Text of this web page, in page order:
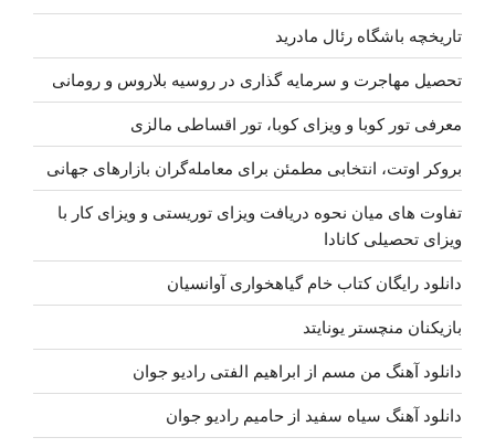
–
(ورژن
جدید)”
تاریخچه باشگاه رئال مادرید
تحصیل مهاجرت و سرمایه گذاری در روسیه بلاروس و رومانی
معرفی تور کوبا و ویزای کوبا، تور اقساطی مالزی
بروکر اوتت، انتخابی مطمئن برای معامله‌گران بازارهای جهانی
تفاوت های میان نحوه دریافت ویزای توریستی و ویزای کار با
ویزای تحصیلی کانادا
دانلود رایگان کتاب خام گیاهخواری آوانسیان
بازیکنان منچستر یونایتد
دانلود آهنگ من مسم از ابراهیم الفتی رادیو جوان
دانلود آهنگ سیاه سفید از حامیم رادیو جوان